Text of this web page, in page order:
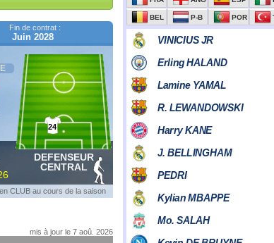
Fin de contrat :
Juin 2028
24
DEFENSEUR
CENTRAL
CLUB au cours de la saison
mis à jour le 7 aoû. 2026